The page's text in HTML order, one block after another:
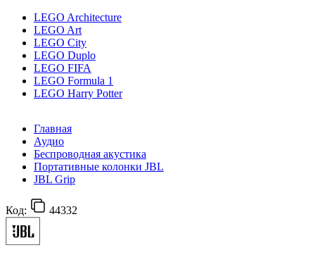
LEGO Architecture
LEGO Art
LEGO City
LEGO Duplo
LEGO FIFA
LEGO Formula 1
LEGO Harry Potter
Главная
Аудио
Беспроводная акустика
Портативные колонки JBL
JBL Grip
Код: 44332